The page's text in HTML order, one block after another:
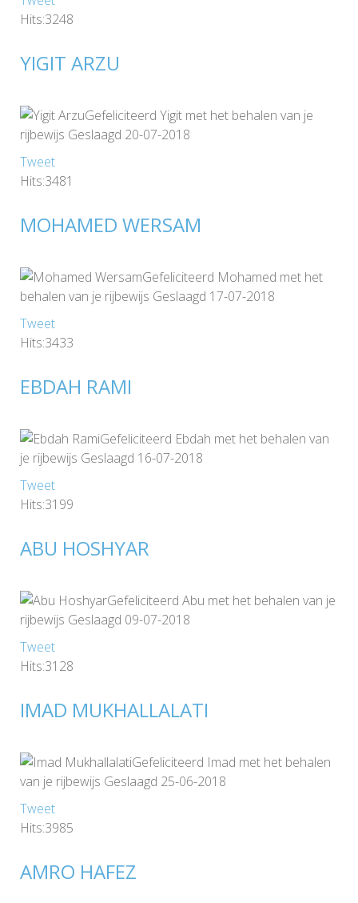
Hits:3248
YIGIT ARZU
Gefeliciteerd Yigit met het behalen van je
rijbewijs Geslaagd 20-07-2018
Tweet
Hits:3481
MOHAMED WERSAM
Gefeliciteerd Mohamed met het
behalen van je rijbewijs Geslaagd 17-07-2018
Tweet
Hits:3433
EBDAH RAMI
Gefeliciteerd Ebdah met het behalen van
je rijbewijs Geslaagd 16-07-2018
Tweet
Hits:3199
ABU HOSHYAR
Gefeliciteerd Abu met het behalen van je
rijbewijs Geslaagd 09-07-2018
Tweet
Hits:3128
IMAD MUKHALLALATI
Gefeliciteerd Imad met het behalen
van je rijbewijs Geslaagd 25-06-2018
Tweet
Hits:3985
AMRO HAFEZ